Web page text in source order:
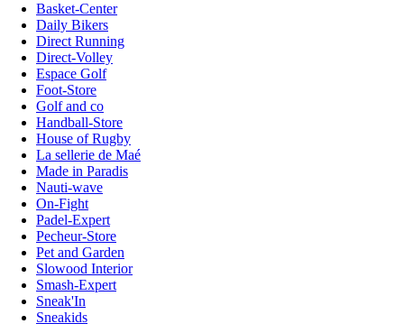
Basket-Center
Daily Bikers
Direct Running
Direct-Volley
Espace Golf
Foot-Store
Golf and co
Handball-Store
House of Rugby
La sellerie de Maé
Made in Paradis
Nauti-wave
On-Fight
Padel-Expert
Pecheur-Store
Pet and Garden
Slowood Interior
Smash-Expert
Sneak'In
Sneakids